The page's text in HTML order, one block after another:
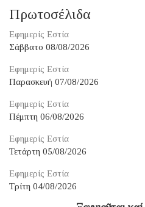
Πρωτοσέλιδα
Εφημερίς Εστία
Σάββατο 08/08/2026
Εφημερίς Εστία
Παρασκευή 07/08/2026
Εφημερίς Εστία
Πέμπτη 06/08/2026
Εφημερίς Εστία
Τετάρτη 05/08/2026
Εφημερίς Εστία
Τρίτη 04/08/2026